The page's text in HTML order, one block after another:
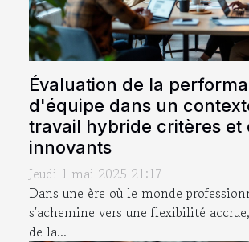
Évaluation de la
d'équipe dans un
travail hybride critères et
innovants
Jeudi 1 mai 2025 21:17
Dans une ère où le monde
s'achemine vers une flexibilité
de la...